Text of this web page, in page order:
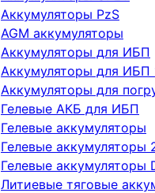
Аккумуляторы PzS
AGM аккумуляторы
Аккумуляторы для ИБП
Аккумуляторы для ИБП
Аккумуляторы для
Гелевые АКБ для ИБП
Гелевые аккумуляторы
Гелевые аккумуляторы
Гелевые аккумуляторы
Литиевые тяговые